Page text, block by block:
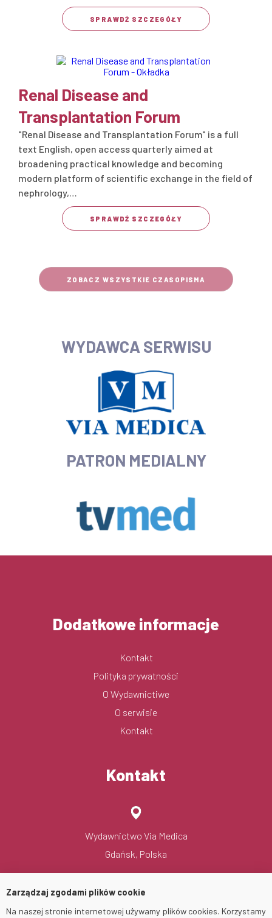
SPRAWDŹ SZCZEGÓŁY
Renal Disease and
Transplantation Forum
"Renal Disease and Transplantation Forum" is a full
text English, open access quarterly aimed at
broadening practical knowledge and becoming
modern platform of scientific exchange in the field of
nephrology,…
SPRAWDŹ SZCZEGÓŁY
ZOBACZ WSZYSTKIE CZASOPISMA
WYDAWCA SERWISU
PATRON MEDIALNY
Dodatkowe informacje
Kontakt
Polityka prywatności
O Wydawnictiwe
O serwisie
Kontakt
Kontakt
Wydawnictwo Via Medica
Gdańsk, Polska
viamedica@viamedica.pl
Zarządzaj zgodami plików cookie
Na naszej stronie internetowej używamy plików cookies. Korzystamy